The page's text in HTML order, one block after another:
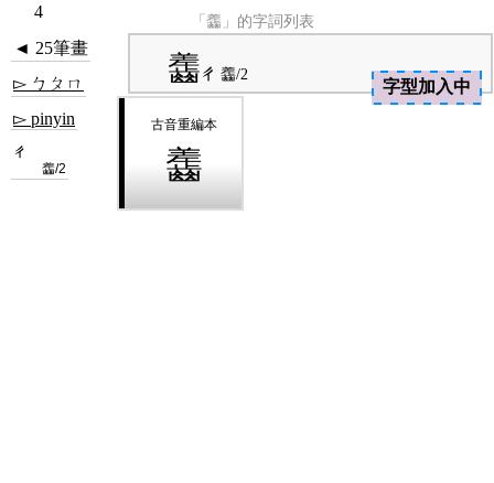
「齹」的字詞列表
◄ 25筆畫
▻ ㄅㄆㄇ
▻ pinyin
ㄔ
齹/2
齹ㄔ 齹/2
齹
4
字型加入中